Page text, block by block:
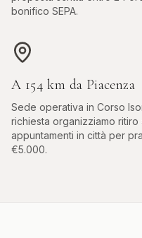
bonifico SEPA.
A 154 km da Piacenza
Sede operativa in Corso
richiesta organizziamo
appuntamenti in città per
€5.000.